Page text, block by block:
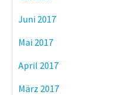
Juni 2017
Mai 2017
April 2017
März 2017